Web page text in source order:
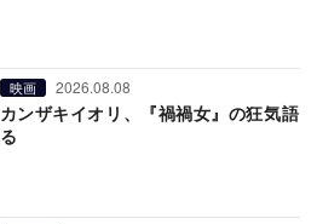
映画 2026.08.08
カンザキイオリ、『禍禍女』の狂気語
る